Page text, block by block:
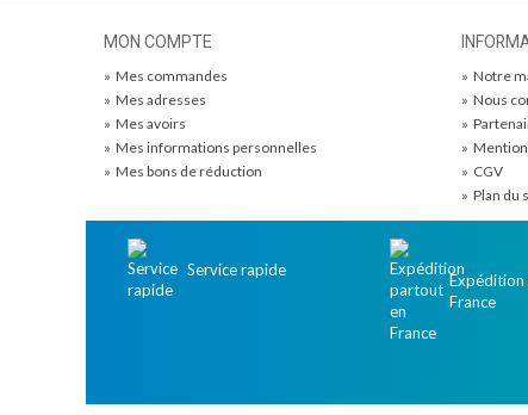
MON COMPTE
» Mes commandes
» Mes adresses
» Mes avoirs
» Mes informations personnelles
» Mes bons de réduction
» Notre
» Nous
»
»
» CGV
» Plan du
Service rapide
France